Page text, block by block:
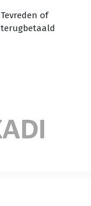
Tevreden of
terugbetaald